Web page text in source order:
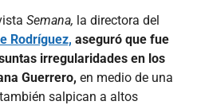
Semana, la directora del
Rodríguez, aseguró que fue
irregularidades en los
Guerrero, en medio de una
salpican a altos